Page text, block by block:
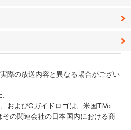
際の放送内容と異なる場合がござい
およびGガイドロゴは、米国TiVo
の関連会社の日本国内における商